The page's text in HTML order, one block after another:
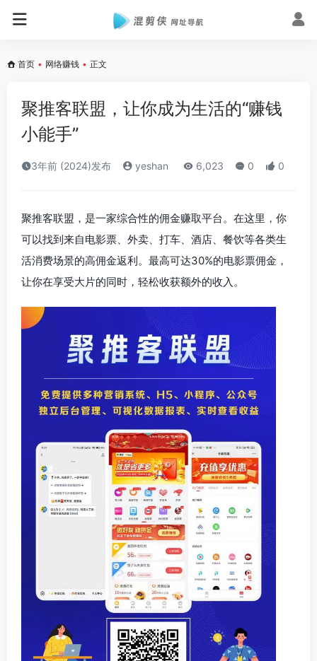
首页 • 网络赚钱 • 正文
聚推客联盟，让你成为生活的“赚钱
小能手”
3年前 (2024)发布 yeshan 6,023 0 0
聚推客联盟，是一家综合性的佣金赚取平台。在这里，你
可以找到来自电影票、外卖、打车、酒店、餐饮等各类生
活消费场景的高佣金返利。最高可达30%的电影票佣金，
让你在享受大片的同时，轻松收获额外的收入。